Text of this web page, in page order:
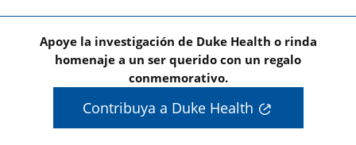
Apoye la investigación de Duke Health o rinda
homenaje a un ser querido con un regalo
conmemorativo.
Contribuya a Duke Health